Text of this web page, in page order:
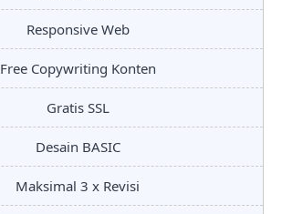
Responsive Web
Free Copywriting Konten
Gratis SSL
Desain BASIC
Maksimal 3 x Revisi